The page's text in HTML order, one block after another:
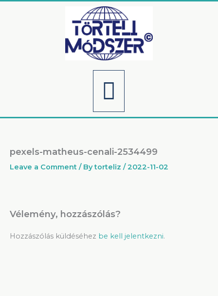
Menu
pexels-matheus-cenali-2534499
Leave a Comment / Bytorteliz /2022-11-02
Vélemény, hozzászólás?
Hozzászólás küldéséhez be kell jelentkezni.